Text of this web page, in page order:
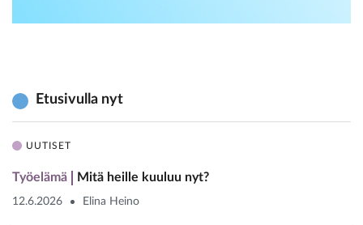
Etusivulla nyt
UUTISET
Työelämä Mitä heille kuuluu nyt?
12.6.2026 Elina Heino